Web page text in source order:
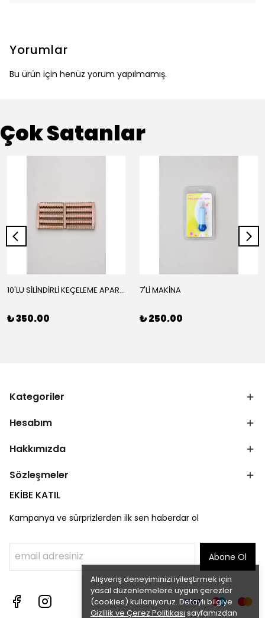
Alışveriş deneyiminizi iyileştirmek için
yasal düzenlemelere uygun çerezler
(cookies) kullanıyoruz. Detaylı bilgiye
Gizlilik ve Çerez Politikası sayfamızdan
Yorumlar
Bu ürün için henüz yorum yapılmamış.
Çok Satanlar
10'LU SİLİNDİRLİ KEÇELEME APARATI
₺ 350.00
7'Lİ MAKİNA
₺ 250.00
Kategoriler
Hesabım
Hakkımızda
Sözleşmeler
EKİBE KATIL
Kampanya ve sürprizlerden ilk sen haberdar ol
Abone Ol